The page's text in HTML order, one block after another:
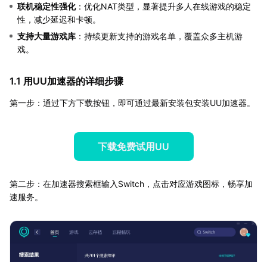
联机稳定性强化：优化NAT类型，显著提升多人在线游戏的稳定
性，减少延迟和卡顿。
支持大量游戏库 ：持续更新支持的游戏名单，覆盖众多主机游
戏。
1.1 用UU加速器的详细步骤
第一步：通过下方下载按钮，即可通过最新安装包安装UU加速器。
下载免费试用UU
第二步：在加速器搜索框输入Switch，点击对应游戏图标，畅享加
速服务。